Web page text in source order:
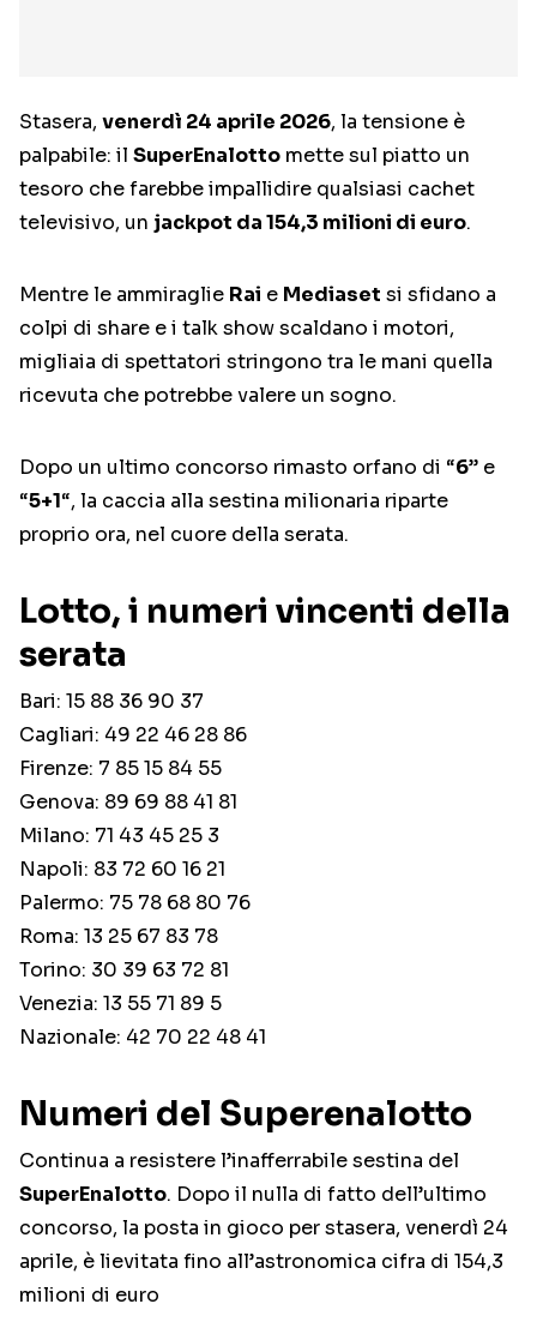
Stasera, venerdì 24 aprile 2026, la tensione è
palpabile: il SuperEnalotto mette sul piatto un
tesoro che farebbe impallidire qualsiasi cachet
televisivo, un jackpot da 154,3 milioni di euro.
Mentre le ammiraglie Rai e Mediaset si sfidano a
colpi di share e i talk show scaldano i motori,
migliaia di spettatori stringono tra le mani quella
ricevuta che potrebbe valere un sogno.
Dopo un ultimo concorso rimasto orfano di “6” e
“5+1“, la caccia alla sestina milionaria riparte
proprio ora, nel cuore della serata.
Lotto, i numeri vincenti della
serata
Bari: 15 88 36 90 37
Cagliari: 49 22 46 28 86
Firenze: 7 85 15 84 55
Genova: 89 69 88 41 81
Milano: 71 43 45 25 3
Napoli: 83 72 60 16 21
Palermo: 75 78 68 80 76
Roma: 13 25 67 83 78
Torino: 30 39 63 72 81
Venezia: 13 55 71 89 5
Nazionale: 42 70 22 48 41
Numeri del Superenalotto
Continua a resistere l’inafferrabile sestina del
SuperEnalotto. Dopo il nulla di fatto dell’ultimo
concorso, la posta in gioco per stasera, venerdì 24
aprile, è lievitata fino all’astronomica cifra di 154,3
milioni di euro